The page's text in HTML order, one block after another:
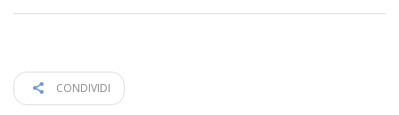
CONDIVIDI